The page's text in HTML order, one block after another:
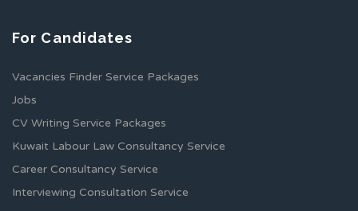
For Candidates
Vacancies Finder Service Packages
Jobs
CV Writing Service Packages
Kuwait Labour Law Consultancy Service
Career Consultancy Service
Interviewing Consultation Service